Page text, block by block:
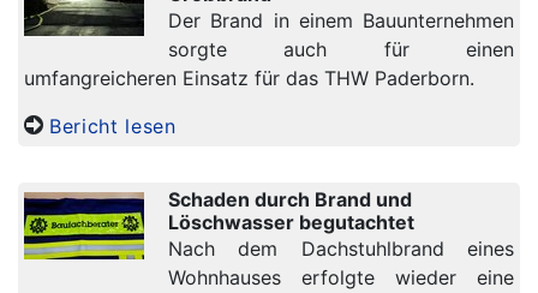
Der Brand in einem Bauunternehmen
sorgte auch für einen
umfangreicheren Einsatz für das THW Paderborn.
Bericht lesen
Schaden durch Brand und
Löschwasser begutachtet
Nach dem Dachstuhlbrand eines
Wohnhauses erfolgte wieder eine